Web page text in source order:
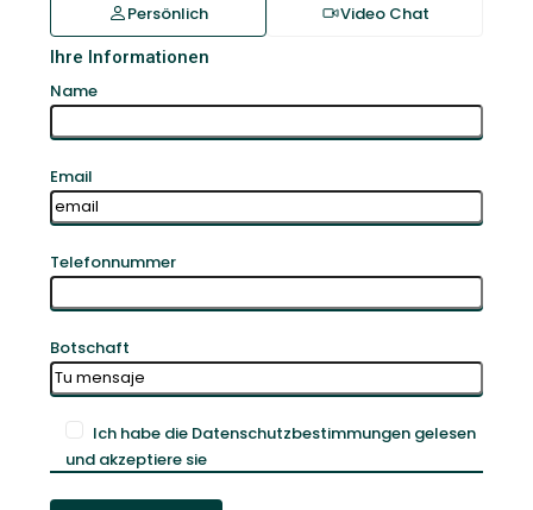
Persönlich Video Chat
Ihre Informationen
Name
Email
Telefonnummer
Botschaft
Ich habe die Datenschutzbestimmungen gelesen
und akzeptiere sie